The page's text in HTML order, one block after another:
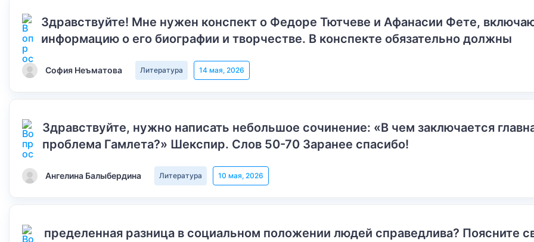
Здравствуйте! Мне нужен конспект о Федоре Тютчеве и Афанасии Фете,
информацию о его биографии и творчестве. В конспекте обязательно должны
София Неъматова Литература 14 мая, 2026
Здравствуйте, нужно написать небольшое сочинение: «В чем заключается
проблема Гамлета?» Шекспир. Слов 50-70 Заранее спасибо!
Ангелина Балыбердина Литература 10 мая, 2026
пределенная разница в социальном положении людей справедлива? Поясните